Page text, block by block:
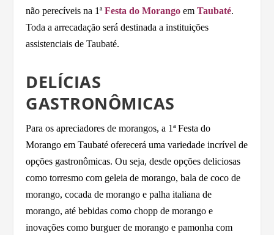
não perecíveis na 1ªFesta do Morango emTaubaté.
Toda a arrecadação será destinada a instituições
assistenciais de Taubaté.
DELÍCIAS
GASTRONÔMICAS
Para os apreciadores de morangos, a 1ª Festa do
Morango em Taubaté oferecerá uma variedade incrível de
opções gastronômicas. Ou seja, desde opções deliciosas
como torresmo com geleia de morango, bala de coco de
morango, cocada de morango e palha italiana de
morango, até bebidas como chopp de morango e
inovações como burguer de morango e pamonha com